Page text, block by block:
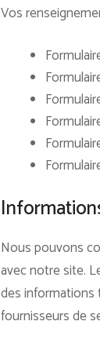
Vos
Nous pouvons
avec notre site.
des informations
fournisseurs de